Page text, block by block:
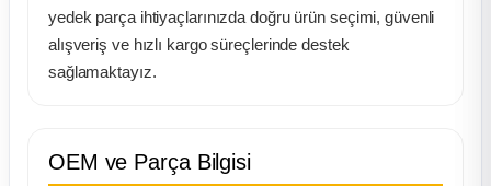
yedek parça ihtiyaçlarınızda doğru ürün seçimi, güvenli
alışveriş ve hızlı kargo süreçlerinde destek
sağlamaktayız.
OEM ve Parça Bilgisi